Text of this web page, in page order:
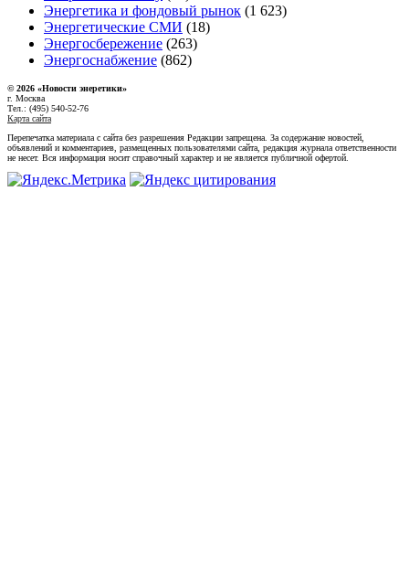
Энергетика и фондовый рынок (1 623)
Энергетические СМИ (18)
Энергосбережение (263)
Энергоснабжение (862)
© 2026 «Новости энеретики»
г. Москва
Тел.: (495) 540-52-76
Карта сайта
Перепечатка материала с сайта без разрешения Редакции запрещена. За содержание новостей,
объявлений и комментариев, размещенных пользователями сайта, редакция журнала ответственности
не несет. Вся информация носит справочный характер и не является публичной офертой.